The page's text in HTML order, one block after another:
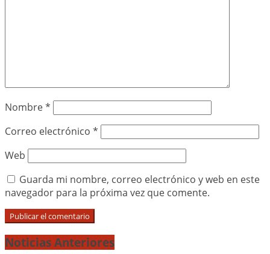
Nombre*
Correo electrónico *
Web
Guarda mi nombre, correo electrónico y web en este
navegador para la próxima vez que comente.
Noticias Anteriores